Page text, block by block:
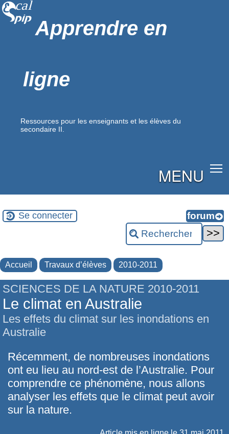
Apprendre en
ligne
Ressources pour les enseignants et les élèves du
secondaire II.
MENU
Se connecter
Accueil Travaux d’élèves 2010-2011
SCIENCES DE LA NATURE 2010-2011
Le climat en Australie
Les effets du climat sur les inondations en
Australie
Récemment, de nombreuses inondations
ont eu lieu au nord-est de l’Australie. Pour
comprendre ce phénomène, nous allons
analyser les effets que le climat peut avoir
sur la nature.